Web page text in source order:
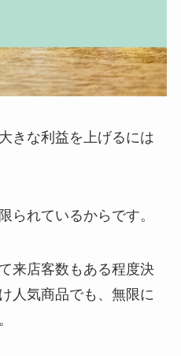
きな利益を上げるには
られているからです。
来店客数もある程度決
人気商品でも、無限に